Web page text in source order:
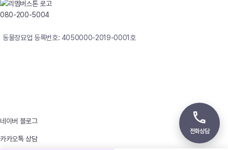
080-200-5004
동물장묘업 등록번호: 4050000-2019-0001호
네이버 블로그
카카오톡 상담
전화상담